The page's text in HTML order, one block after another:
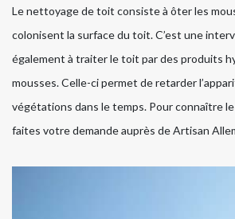
Le nettoyage de toit consiste à ôter les
colonisent la surface du toit. C’est une
également à traiter le toit par des produits
mousses. Celle-ci permet de retarder
végétations dans le temps. Pour connaître
faites votre demande auprès de Artisan